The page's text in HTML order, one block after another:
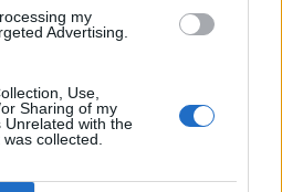
my
Advertising.
Use,
Sharing of my
Unrelated with the
collected.
di Stato (RNA)